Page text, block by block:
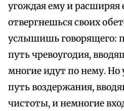
угождая ему и расширяя
отвергнешься своих
услышишь говорящего:
путь чревоугодия,
многие идут по нему. Но
путь воздержания,
чистоты, и немногие